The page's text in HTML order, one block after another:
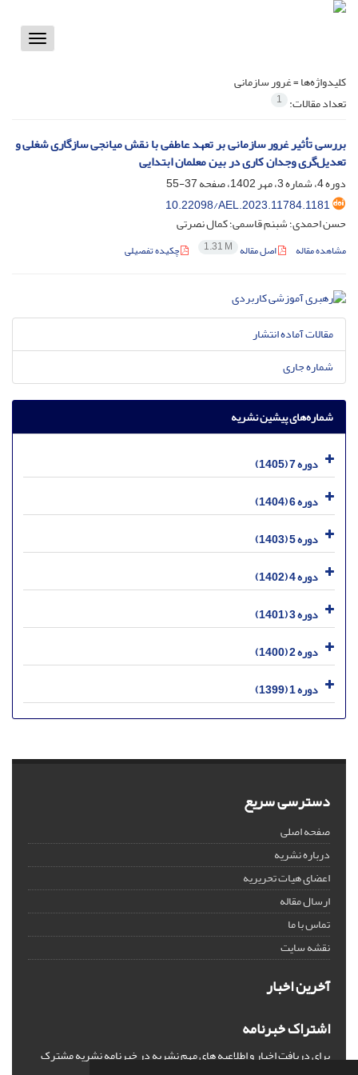
Toggle
کلیدواژه‌ها =غرور سازمانی
تعداد مقالات: 1
بررسی تأثیر غرور سازمانی بر تعهد عاطفی با نقش میانجی سازگاری شغلی و
تعدیل‌گری وجدان کاری در بین معلمان ابتدایی
دوره 4، شماره 3، مهر 1402، صفحه
37-55
10.22098/AEL.2023.11784.1181
حسن احمدی؛ شبنم قاسمی؛ کمال نصرتی
مشاهده مقاله اصل مقاله 1.31 M چکیده تفصیلی
مقالات آماده انتشار
شماره جاری
شماره‌های پیشین نشریه
دوره 7 (1405)
دوره 6 (1404)
دوره 5 (1403)
دوره 4 (1402)
دوره 3 (1401)
دوره 2 (1400)
دوره 1 (1399)
دسترسی سریع
صفحه اصلی
درباره نشریه
اعضای هیات تحریریه
ارسال مقاله
تماس با ما
نقشه سایت
آخرین اخبار
اشتراک خبرنامه
برای دریافت اخبار و اطلاعیه های مهم نشریه در خبرنامه نشریه مشترک